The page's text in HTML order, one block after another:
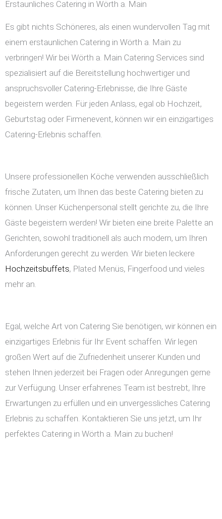
Erstaunliches Catering in Wörth a. Main
Es gibt nichts Schöneres, als einen wundervollen Tag mit
einem erstaunlichen Catering in Wörth a. Main zu
verbringen! Wir bei Wörth a. Main Catering Services sind
spezialisiert auf die Bereitstellung hochwertiger und
anspruchsvoller Catering-Erlebnisse, die Ihre Gäste
begeistern werden. Für jeden Anlass, egal ob Hochzeit,
Geburtstag oder Firmenevent, können wir ein einzigartiges
Catering-Erlebnis schaffen.
Unsere professionellen Köche verwenden ausschließlich
frische Zutaten, um Ihnen das beste Catering bieten zu
können. Unser Küchenpersonal stellt gerichte zu, die Ihre
Gäste begeistern werden! Wir bieten eine breite Palette an
Gerichten, sowohl traditionell als auch modern, um Ihren
Anforderungen gerecht zu werden. Wir bieten leckere
Hochzeitsbuffets, Plated Menüs, Fingerfood und vieles
mehr an.
Egal, welche Art von Catering Sie benötigen, wir können ein
einzigartiges Erlebnis für Ihr Event schaffen. Wir legen
großen Wert auf die Zufriedenheit unserer Kunden und
stehen Ihnen jederzeit bei Fragen oder Anregungen gerne
zur Verfügung. Unser erfahrenes Team ist bestrebt, Ihre
Erwartungen zu erfüllen und ein unvergessliches Catering
Erlebnis zu schaffen. Kontaktieren Sie uns jetzt, um Ihr
perfektes Catering in Wörth a. Main zu buchen!